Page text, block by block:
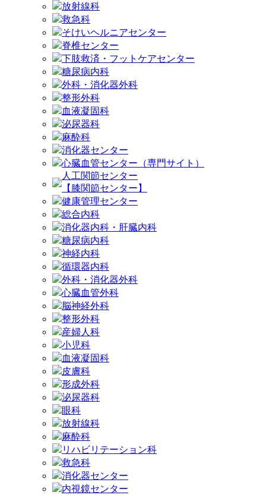
放射線科
救急科
そけいヘルニアセンター
脊椎センター
下肢救済・フットケアセンター
糖尿病内科
外科・消化器外科
整形外科
血液凝固科
泌尿器科
麻酔科
消化器センター
心臓血管センター（専門サイト）
人工関節センター
【膝関節センター】
健康管理センター
総合内科
消化器内科・肝臓内科
糖尿病内科
神経内科
循環器内科
外科・消化器外科
心臓血管外科
脳神経外科
整形外科
産婦人科
小児科
血液凝固科
皮膚科
形成外科
泌尿器科
眼科
放射線科
麻酔科
リハビリテーション科
救急科
消化器センター
内視鏡センター